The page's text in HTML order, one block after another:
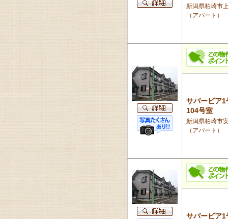
新潟県柏崎市
（アパート）
サバービア1
104号室
新潟県柏崎市
（アパート）
サバービア1